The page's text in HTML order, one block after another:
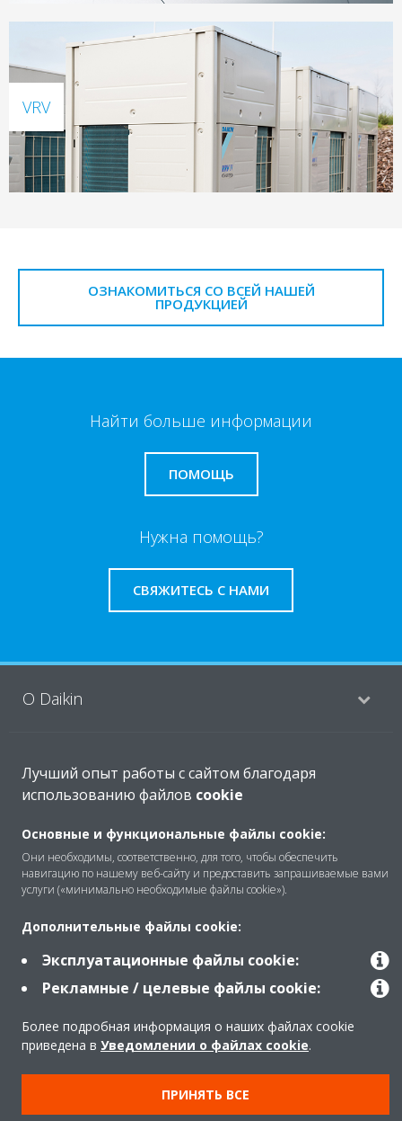
VRV
ОЗНАКОМИТЬСЯ СО ВСЕЙ НАШЕЙ
ПРОДУКЦИЕЙ
Найти больше информации
ПОМОЩЬ
Нужна помощь?
СВЯЖИТЕСЬ С НАМИ
O Daikin
Решения
Помощь
Продукты
Copyright © Daikin
Использование cookie
Конфиденциальность данных
Корпоративная этика
Data Act
Лучший опыт работы с сайтом благодаря
использованию файлов cookie
Основные и функциональные файлы cookie:
Они необходимы, соответственно, для того, чтобы обеспечить
навигацию по нашему веб-сайту и предоставить запрашиваемые вами
услуги («минимально необходимые файлы cookie»).
Дополнительные файлы cookie:
Эксплуатационные файлы cookie:
Рекламные / целевые файлы cookie:
Более подробная информация о наших файлах cookie
приведена в Уведомлении о файлах cookie.
ПРИНЯТЬ ВСЕ